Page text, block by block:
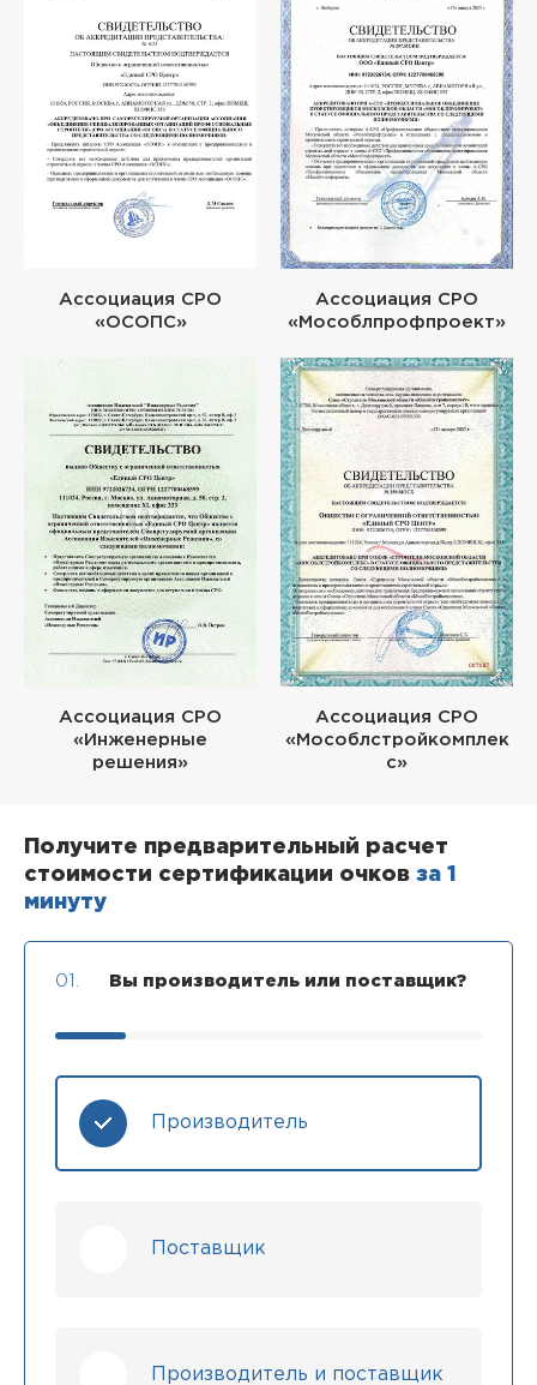
Ассоциация СРО
«ОСОПС»
Ассоциация СРО
«Мособлпрофпроект»
Ассоциация СРО
«Инженерные
решения»
Ассоциация СРО
«Мособлстройкомплек
с»
Получите предварительный расчет
стоимости сертификации очков за 1
минуту
01. Вы производитель или поставщик?
Производитель
Поставщик
Производитель и поставщик